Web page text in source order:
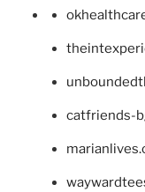
catfriends-